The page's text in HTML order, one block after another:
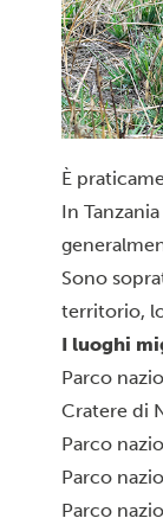
È
In
Sono
territorio,
I luoghi
Parco
Cratere di
Parco
Parco
Parco